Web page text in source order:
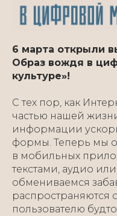
6 марта открыли
Образ вождя в
культуре»!
С тех пор, как
частью нашей
информации
формы. Теперь мы
в мобильных
текстами, аудио
обмениваемся
распространяются
пользователю